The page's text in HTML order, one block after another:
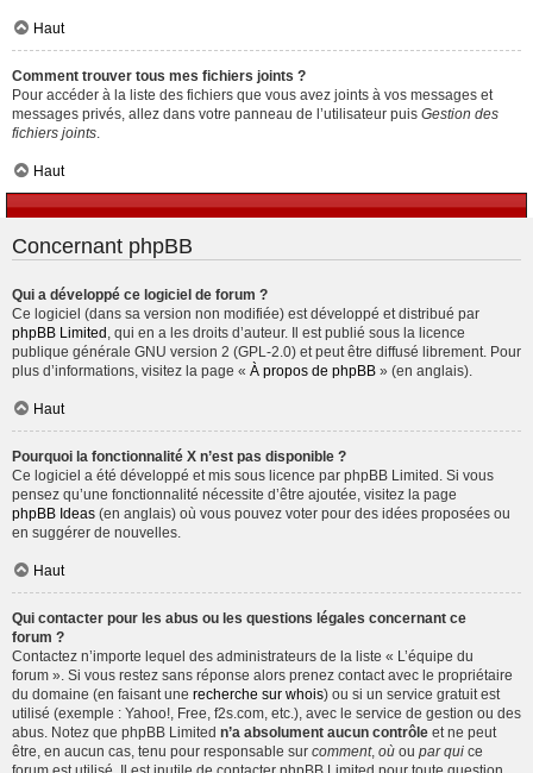
Haut
Comment trouver tous mes fichiers joints ?
Pour accéder à la liste des fichiers que vous avez joints à vos messages et
messages privés, allez dans votre panneau de l’utilisateur puis Gestion des
fichiers joints
Haut
Concernant phpBB
Qui a développé ce logiciel de forum ?
Ce logiciel (dans sa version non modifiée) est développé et distribué par
phpBB Limited , qui en a les droits d’auteur. Il est publié sous la licence
publique générale GNU version 2 (GPL-2.0) et peut être diffusé librement. Pour
plus d’informations, visitez la page « À propos de phpBB » (en anglais).
Haut
Pourquoi la fonctionnalité X n’est pas disponible ?
Ce logiciel a été développé et mis sous licence par phpBB Limited. Si vous
pensez qu’une fonctionnalité nécessite d’être ajoutée, visitez la page
phpBB Ideas (en anglais) où vous pouvez voter pour des idées proposées ou
en suggérer de nouvelles.
Haut
Qui contacter pour les abus ou les questions légales concernant ce
forum ?
Contactez n’importe lequel des administrateurs de la liste « L’équipe du
forum ». Si vous restez sans réponse alors prenez contact avec le propriétaire
du domaine (en faisant une recherche sur whois) ou si un service gratuit est
utilisé (exemple : Yahoo!, Free, f2s.com, etc.), avec le service de gestion ou des
abus. Notez que phpBB Limited n’a absolument aucun contrôle et ne peut
être, en aucun cas, tenu pour responsable sur comment, où ou par qui ce